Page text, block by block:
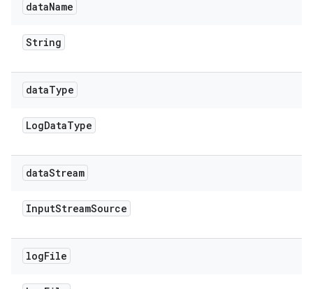
dataName
String
dataType
LogDataType
dataStream
InputStreamSource
logFile